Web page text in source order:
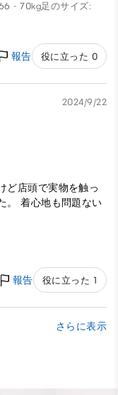
- 70kg足のサイズ:
報告 役に立った 0
2024/9/22
ど店頭で実物を触っ
。 着心地も問題ない
報告 役に立った 1
さらに表示